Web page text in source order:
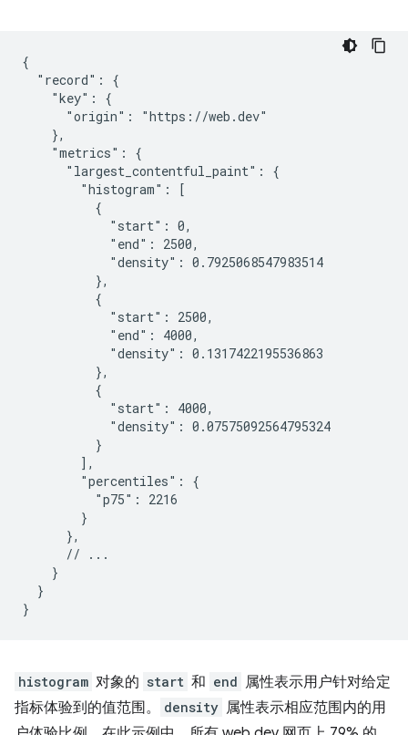
{
  "record": {
    "key": {
      "origin": "https://web.dev"
    },
    "metrics": {
      "largest_contentful_paint": {
        "histogram": [
          {
            "start": 0,
            "end": 2500,
            "density": 0.7925068547983514
          },
          {
            "start": 2500,
            "end": 4000,
            "density": 0.1317422195536863
          },
          {
            "start": 4000,
            "density": 0.07575092564795324
          }
        ],
        "percentiles": {
          "p75": 2216
        }
      },
      // ...
    }
  }
histogram 对象的 start 和 end 属性表示用户针对给定
指标体验到的值范围。
density 属性表示相应范围内的用